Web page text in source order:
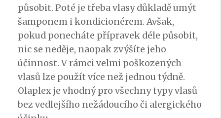
působit. Poté je třeba vlasy důkladě umýt
šamponem i kondicionérem. Avšak,
pokud ponecháte přípravek déle působit,
nic se neděje, naopak zvýšíte jeho
účinnost. V rámci velmi poškozených
vlasů lze použít více než jednou týdně.
Olaplex je vhodný pro všechny typy vlasů
bez vedlejšího nežádoucího či alergického